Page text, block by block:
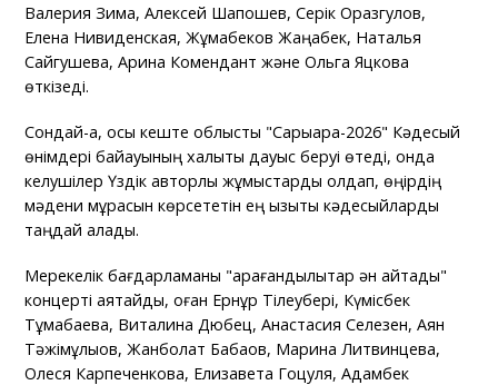
Валерия Зима, Алексей Шапошев, Серік Оразгулов,
Елена Нивиденская, Жұмабеков Жаңабек, Наталья
Сайгушева, Арина Комендант және Ольга Яцкова
өткізеді.
Сондай-ақ, осы кеште облыстық "Сарыарқа-2026" Кәдесый
өнімдері байқауының халықтық дауыс беруі өтеді, онда
келушілер Үздік авторлық жұмыстарды қолдап, өңірдің
мәдени мұрасын көрсететін ең қызықты кәдесыйларды
таңдай алады.
Мерекелік бағдарламаны "қарағандылықтар ән айтады"
концерті аяқтайды, оған Ернұр Тілеубері, Күмісбек
Тұмабаева, Виталина Дюбец, Анастасия Селезен, Аян
Тәжімұлықов, Жанболат Бабақов, Марина Литвинцева,
Олеся Карпеченкова, Елизавета Гоцуля, Адамбек